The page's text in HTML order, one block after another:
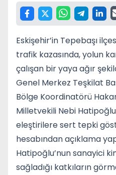
Eskişehir’in Tepebaşı
trafik kazasında, yolun
çalışan bir yaya ağır
Genel Merkez Teşkilat
Bölge Koordinatörü
Milletvekili Nebi
eleştirilere sert tepki
hesabından açıklama
Hatipoğlu’nun sanayici
sağladığı katkıların